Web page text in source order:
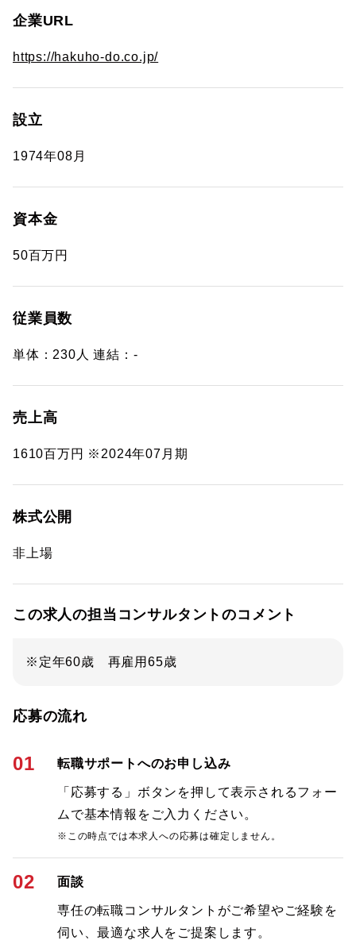
企業URL
https://hakuho-do.co.jp/
設立
1974年08月
資本金
50百万円
従業員数
単体：230人 連結：-
売上高
1610百万円 ※2024年07月期
株式公開
非上場
この求人の担当コンサルタントのコメント
※定年60歳 再雇用65歳
応募の流れ
01 転職サポートへのお申し込み
「応募する」ボタンを押して表示されるフォー
ムで基本情報をご入力ください。
※この時点では本求人への応募は確定しません。
02 面談
専任の転職コンサルタントがご希望やご経験を
伺い、最適な求人をご提案します。